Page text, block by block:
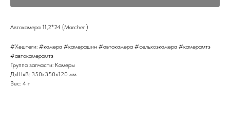
Автокамера 11,2*24 (Marcher )
#Хештеги: #камера #камерашин #автокамера #сельхозкамера #камерамтз
#автокамерамтз
Группа запчасти: Камеры
ДxШxВ: 350x350x120 мм
Вес: 4 г